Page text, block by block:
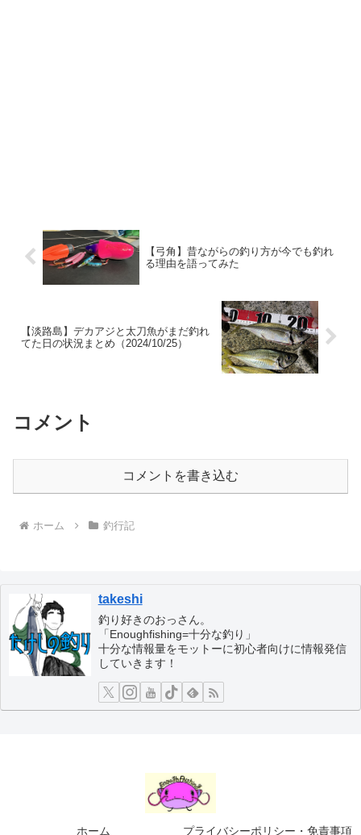
【弓角】昔ながらの釣り方が今でも釣れ
る理由を語ってみた
【淡路島】デカアジと太刀魚がまだ釣れ
てた日の状況まとめ（2024/10/25）
コメント
コメントを書き込む
ホーム 釣行記
takeshi
釣り好きのおっさん。
「Enoughfishing=十分な釣り」
十分な情報量をモットーに初心者向けに情報発信
していきます！
ホーム プライバシーポリシー・免責事項